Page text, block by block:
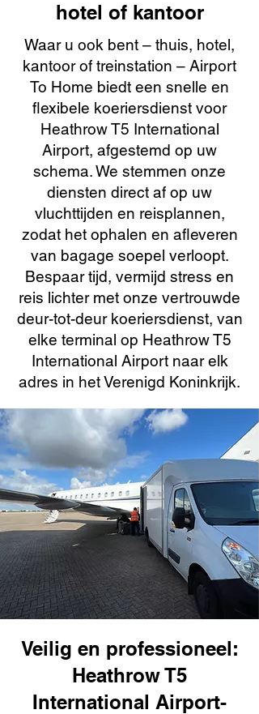
hotel of kantoor
Waar u ook bent – thuis, hotel,
kantoor of treinstation – Airport
To Home biedt een snelle en
flexibele koeriersdienst voor
Heathrow T5 International
Airport, afgestemd op uw
schema. We stemmen onze
diensten direct af op uw
vluchttijden en reisplannen,
zodat het ophalen en afleveren
van bagage soepel verloopt.
Bespaar tijd, vermijd stress en
reis lichter met onze vertrouwde
deur-tot-deur koeriersdienst, van
elke terminal op Heathrow T5
International Airport naar elk
adres in het Verenigd Koninkrijk.
Veilig en professioneel:
Heathrow T5
International Airport-